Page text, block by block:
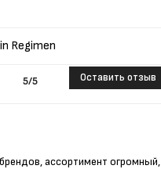
5/5 Оставить отзыв
ассортимент огромный,
Regimen